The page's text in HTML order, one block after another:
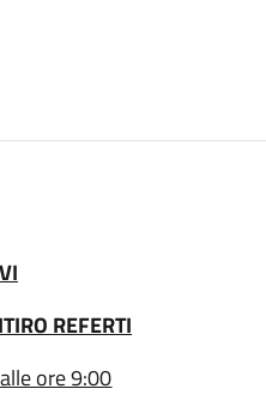
REFERTI
ore 9:00